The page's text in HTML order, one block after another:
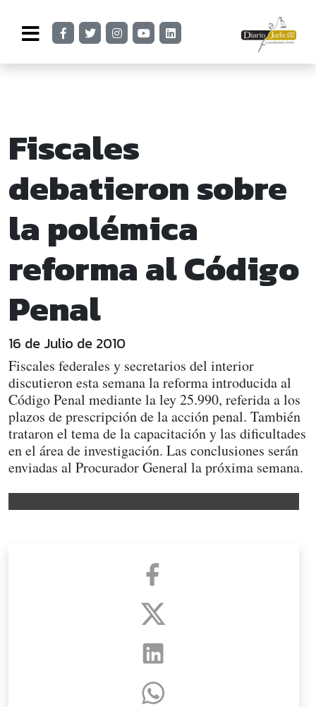
Fiscales
debatieron sobre
la polémica
reforma al Código
Penal
16 de Julio de 2010
Fiscales federales y secretarios del interior
discutieron esta semana la reforma introducida al
Código Penal mediante la ley 25.990, referida a los
plazos de prescripción de la acción penal. También
trataron el tema de la capacitación y las dificultades
en el área de investigación. Las conclusiones serán
enviadas al Procurador General la próxima semana.